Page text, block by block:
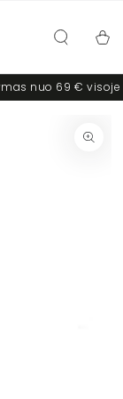
nuo 69 € visoje